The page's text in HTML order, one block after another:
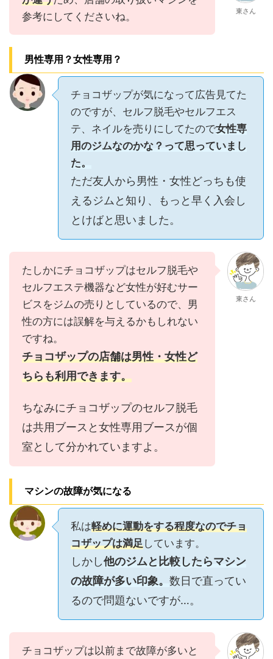
参考にしてくださいね。
東さん
男性専用？女性専用？
チョコザップが気になって広告見てた
のですが、セルフ脱毛やセルフエス
テ、ネイルを売りにしてたので女性専
用のジムなのかな？って思っていまし
た。
ただ友人から男性・女性どっちも使
えるジムと知り、もっと早く入会し
とけばと思いました。
たしかにチョコザップはセルフ脱毛や
セルフエステ機器など女性が好むサー
ビスをジムの売りとしているので、男
性の方には誤解を与えるかもしれない
ですね。
チョコザップの店舗は男性・女性ど
ちらも利用できます。
ちなみにチョコザップのセルフ脱毛
は共用ブースと女性専用ブースが個
室として分かれていますよ。
東さん
マシンの故障が気になる
私は軽めに運動をする程度なのでチョ
コザップは満足しています。
しかし他のジムと比較したらマシン
の故障が多い印象。 数日で直ってい
るので問題ないですが…。
チョコザップは以前まで故障が多いと